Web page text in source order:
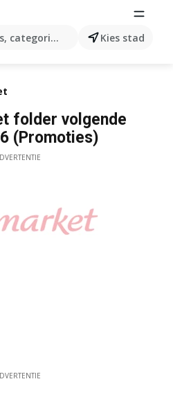
categorieën, producten...
Kies stad
folder volgende
(Promoties)